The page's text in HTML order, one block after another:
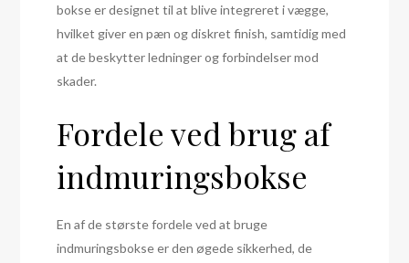
bokse er designet til at blive integreret i vægge,
hvilket giver en pæn og diskret finish, samtidig med
at de beskytter ledninger og forbindelser mod
skader.
Fordele ved brug af
indmuringsbokse
En af de største fordele ved at bruge
indmuringsbokse er den øgede sikkerhed, de